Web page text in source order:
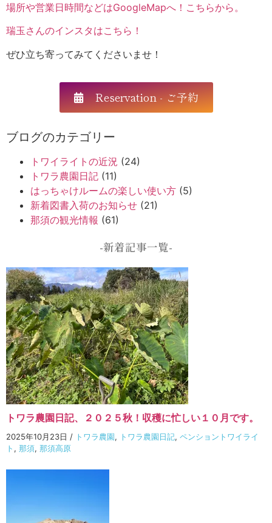
場所や営業日時間などはGoogleMapへ！こちらから。
瑞玉さんのインスタはこちら！
ぜひ立ち寄ってみてくださいませ！
Reservation - ご予約
ブログのカテゴリー
トワイライトの近況 (24)
トワラ農園日記 (11)
はっちゃけルームの楽しい使い方 (5)
新着図書入荷のお知らせ (21)
那須の観光情報 (61)
-新着記事一覧-
トワラ農園日記、２０２５秋！収穫に忙しい１０月です。
2025年10月23日 / トワラ農園, トワラ農園日記, ペンショントワイライ
ト , 那須, 那須高原